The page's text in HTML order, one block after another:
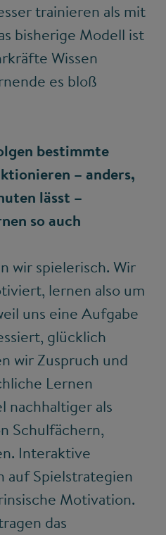
trainieren als mit
bisherige Modell ist
Wissen
es bloß
bestimmte
– anders,
lässt –
so auch
wir spielerisch. Wir
lernen also um
uns eine Aufgabe
glücklich
wir Zuspruch und
Lernen
nachhaltiger als
Schulfächern,
Interaktive
auf Spielstrategien
Motivation.
das